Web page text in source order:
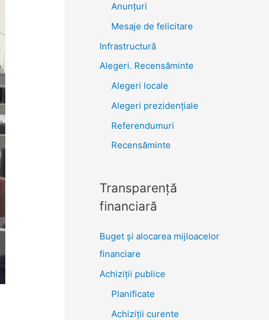
Anunţuri
Mesaje de felicitare
Infrastructură
Alegeri. Recensăminte
Alegeri locale
Alegeri prezidențiale
Referendumuri
Recensăminte
Transparenţă
financiară
Buget și alocarea mijloacelor
financiare
Achiziţii publice
Planificate
Achiziții curente